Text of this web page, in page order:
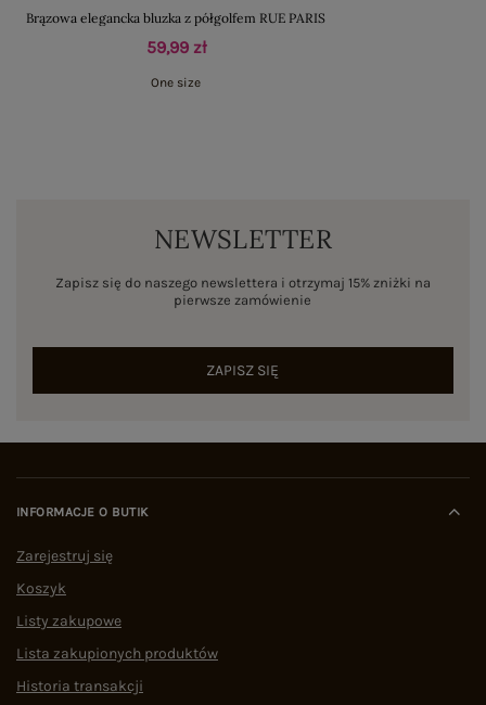
Brązowa elegancka bluzka z półgolfem RUE PARIS
59,99 zł
One size
NEWSLETTER
Zapisz się do naszego newslettera i otrzymaj 15% zniżki na
pierwsze zamówienie
ZAPISZ SIĘ
INFORMACJE O BUTIK
Zarejestruj się
Koszyk
Listy zakupowe
Lista zakupionych produktów
Historia transakcji